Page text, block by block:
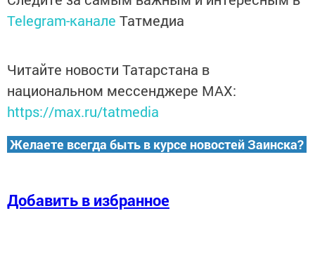
Telegram-канале Татмедиа
Читайте новости Татарстана в
национальном мессенджере MАХ:
https://max.ru/tatmedia
Желаете всегда быть в курсе новостей Заинска?
Добавить в избранное